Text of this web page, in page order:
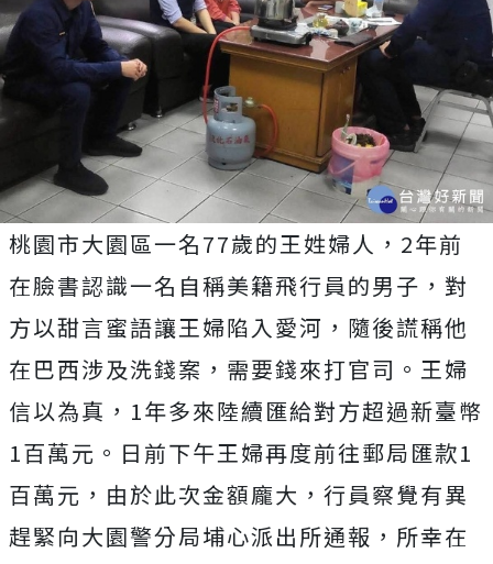
桃園市大園區一名77歲的王姓婦人，2年前
在臉書認識一名自稱美籍飛行員的男子，對
方以甜言蜜語讓王婦陷入愛河，隨後謊稱他
在巴西涉及洗錢案，需要錢來打官司。王婦
信以為真，1年多來陸續匯給對方超過新臺幣
1百萬元。日前下午王婦再度前往郵局匯款1
百萬元，由於此次金額龐大，行員察覺有異
趕緊向大園警分局埔心派出所通報，所幸在